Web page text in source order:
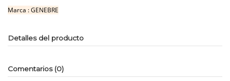
Marca : GENEBRE
Detalles del producto
Comentarios (0)